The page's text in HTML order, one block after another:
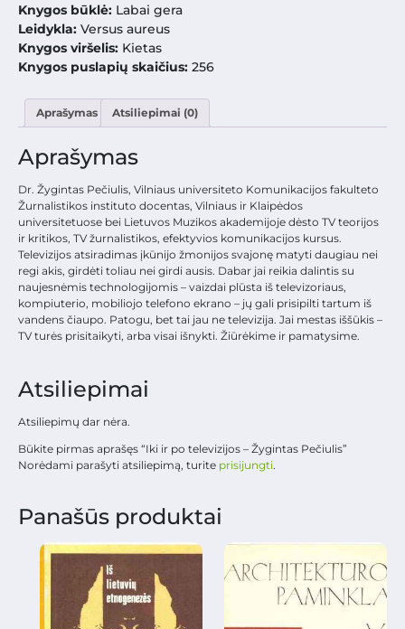
Knygos būklė: Labai gera
Leidykla: Versus aureus
Knygos viršelis: Kietas
Knygos puslapių skaičius: 256
Aprašymas Atsiliepimai (0)
Aprašymas
Dr. Žygintas Pečiulis, Vilniaus universiteto Komunikacijos fakulteto
Žurnalistikos instituto docentas, Vilniaus ir Klaipėdos
universitetuose bei Lietuvos Muzikos akademijoje dėsto TV teorijos
ir kritikos, TV žurnalistikos, efektyvios komunikacijos kursus.
Televizijos atsiradimas įkūnijo žmonijos svajonę matyti daugiau nei
regi akis, girdėti toliau nei girdi ausis. Dabar jai reikia dalintis su
naujesnėmis technologijomis – vaizdai plūsta iš televizoriaus,
kompiuterio, mobiliojo telefono ekrano – jų gali prisipilti tartum iš
vandens čiaupo. Patogu, bet tai jau ne televizija. Jai mestas iššūkis –
TV turės prisitaikyti, arba visai išnykti. Žiūrėkime ir pamatysime.
Atsiliepimai
Atsiliepimų dar nėra.
Būkite pirmas aprašęs “Iki ir po televizijos – Žygintas Pečiulis”
Norėdami parašyti atsiliepimą, turite prisijungti.
Panašūs produktai